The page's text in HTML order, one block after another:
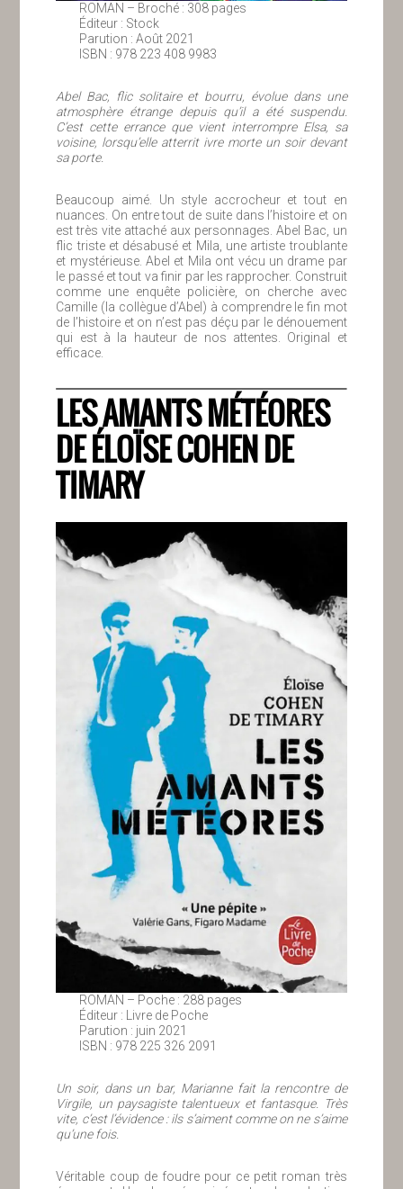
ROMAN – Broché : 308 pages
Éditeur : Stock
Parution : Août 2021
ISBN : 978 223 408 9983
Abel Bac, flic solitaire et bourru, évolue dans une
atmosphère étrange depuis qu’il a été suspendu.
C’est cette errance que vient interrompre Elsa, sa
voisine, lorsqu’elle atterrit ivre morte un soir devant
sa porte.
Beaucoup aimé. Un style accrocheur et tout en
nuances. On entre tout de suite dans l’histoire et on
est très vite attaché aux personnages. Abel Bac, un
flic triste et désabusé et Mila, une artiste troublante
et mystérieuse. Abel et Mila ont vécu un drame par
le passé et tout va finir par les rapprocher. Construit
comme une enquête policière, on cherche avec
Camille (la collègue d’Abel) à comprendre le fin mot
de l’histoire et on n’est pas déçu par le dénouement
qui est à la hauteur de nos attentes. Original et
efficace.
LES AMANTS MÉTÉORES
DE ÉLOÏSE COHEN DE
TIMARY
ROMAN – Poche : 288 pages
Éditeur : Livre de Poche
Parution : juin 2021
ISBN : 978 225 326 2091
Un soir, dans un bar, Marianne fait la rencontre de
Virgile, un paysagiste talentueux et fantasque. Très
vite, c’est l’évidence : ils s’aiment comme on ne s’aime
qu’une fois.
Véritable coup de foudre pour ce petit roman très